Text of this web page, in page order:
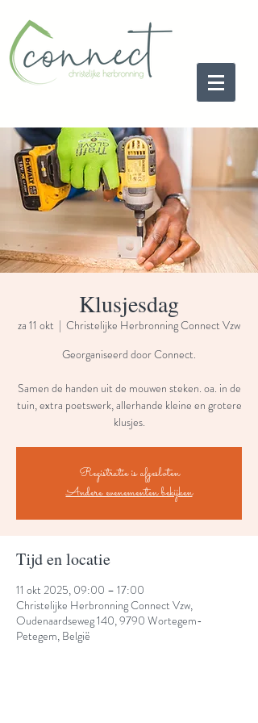
Klusjesdag
za 11 okt
  |
Christelijke Herbronning Connect Vzw
Georganiseerd door Connect.
Samen de handen uit de mouwen steken. oa. in de
tuin, extra poetswerk, allerhande kleine en grotere
klusjes.
Registratie is afgesloten
Andere evenementen bekijken
Tijd en locatie
11 okt 2025, 09:00 – 17:00
Christelijke Herbronning Connect Vzw,
Oudenaardseweg 140, 9790 Wortegem-
Petegem, België